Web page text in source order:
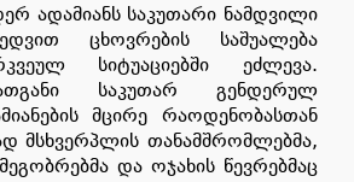
ადამიანს საკუთარი ნამდვილი
ცხოვრების საშუალება
სიტუაციებში ეძლევა.
საკუთარ გენდერულ
მცირე რაოდენობასთან
მსხვერპლის თანამშრომლებმა,
და ოჯახის წევრებმაც